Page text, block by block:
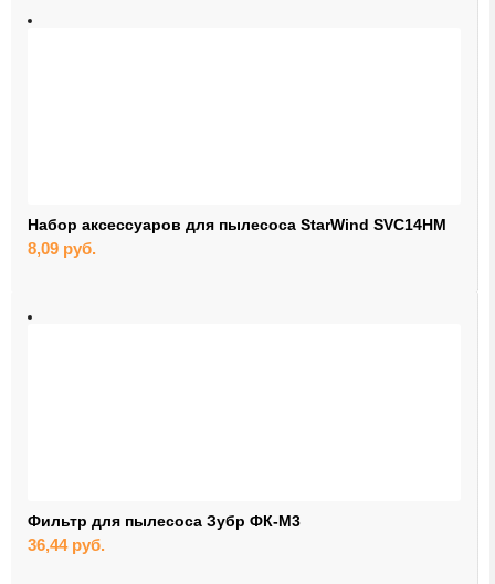
Набор аксессуаров для пылесоса StarWind SVC14HM
8,09 руб.
Фильтр для пылесоса Зубр ФК-М3
36,44 руб.